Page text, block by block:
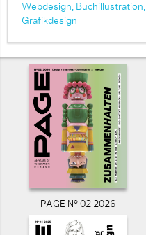
Webdesign, Buchillustration,
Grafikdesign
PAGE N° 02 2026